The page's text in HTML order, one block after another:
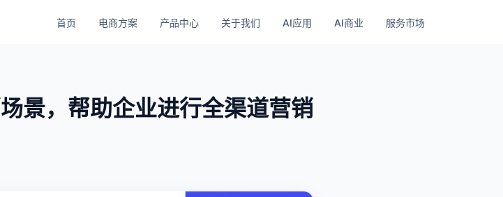
首页 电商方案 产品中心 关于我们 AI应用 AI商业 服务市场
景，帮助企业进行全渠道营销